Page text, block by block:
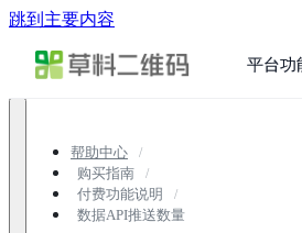
跳到主要内容
平台功
帮助中心
购买指南
付费功能说明
数据API推送数量